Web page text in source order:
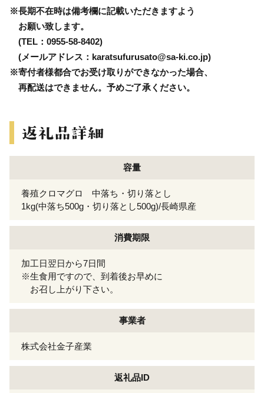
※長期不在時は備考欄に記載いただきますよう
お願い致します。
(TEL：0955-58-8402)
(メールアドレス：karatsufurusato@sa-ki.co.jp)
※寄付者様都合でお受け取りができなかった場合、
再配送はできません。予めご了承ください。
容量
養殖クロマグロ 中落ち・切り落とし
1kg(中落ち500g・切り落とし500g)/長崎県産
消費期限
加工日翌日から7日間
※生食用ですので、到着後お早めに
お召し上がり下さい。
事業者
株式会社金子産業
返礼品ID